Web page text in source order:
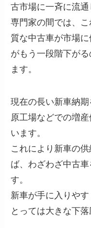
古市場に一斉に流通
専門家の間では、
質な中古車が市場
がもう一段階下が
ます。
現在の長い新車納
原工場などでの増
います。
これにより新車の
ば、わざわざ中古
す。
新車が手に入りや
とっては大きな下落